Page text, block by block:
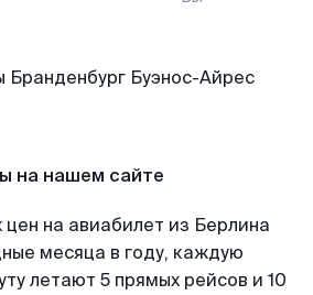
на нашем сайте
цен на авиабилет из Берлина
месяца в году, каждую
летают 5 прямых рейсов и 10